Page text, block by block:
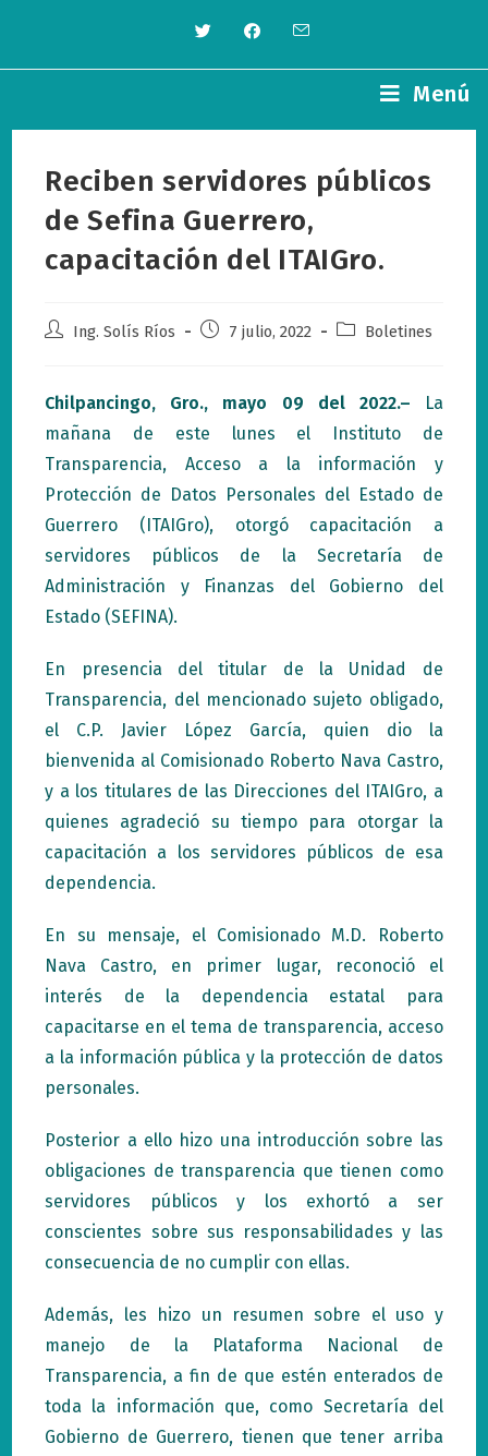
contenido
Menú
Reciben servidores públicos
de Sefina Guerrero,
capacitación del ITAIGro.
Autor
entrada:
Ing. Solís Ríos
Publicación
entrada:
7 julio, 2022
Categoría
entrada:
Boletines
Chilpancingo, Gro., mayo 09 del 2022.–
La
mañana de este lunes el Instituto de
Transparencia, Acceso a la información y
Protección de Datos Personales del Estado de
Guerrero (ITAIGro), otorgó capacitación a
servidores públicos de la Secretaría de
Administración y Finanzas del Gobierno del
Estado (SEFINA).
En presencia del titular de la Unidad de
Transparencia, del mencionado sujeto obligado,
el C.P. Javier López García, quien dio la
bienvenida al Comisionado Roberto Nava Castro,
y a los titulares de las Direcciones del ITAIGro, a
quienes agradeció su tiempo para otorgar la
capacitación a los servidores públicos de esa
dependencia.
En su mensaje, el Comisionado M.D. Roberto
Nava Castro, en primer lugar, reconoció el
interés de la dependencia estatal para
capacitarse en el tema de transparencia, acceso
a la información pública y la protección de datos
personales.
Posterior a ello hizo una introducción sobre las
obligaciones de transparencia que tienen como
servidores públicos y los exhortó a ser
conscientes sobre sus responsabilidades y las
consecuencia de no cumplir con ellas.
Además, les hizo un resumen sobre el uso y
manejo de la Plataforma Nacional de
Transparencia, a fin de que estén enterados de
toda la información que, como Secretaría del
Gobierno de Guerrero, tienen que tener arriba